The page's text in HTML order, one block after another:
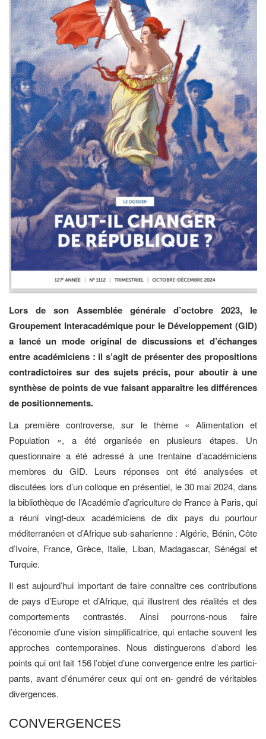
Lors de son Assemblée générale d’octobre 2023, le
Groupement Interacadémique pour le Développement (GID)
a lancé un mode original de discussions et d’échanges
entre académiciens : il s’agit de présenter des propositions
contradictoires sur des sujets précis, pour aboutir à une
synthèse de points de vue faisant apparaître les différences
de positionnements.
La première controverse, sur le thème « Alimentation et
Population », a été organisée en plusieurs étapes. Un
questionnaire a été adressé à une trentaine d’académiciens
membres du GID. Leurs réponses ont été analysées et
discutées lors d’un colloque en présentiel, le 30 mai 2024, dans
la bibliothèque de l’Académie d’agriculture de France à Paris, qui
a réuni vingt-deux académiciens de dix pays du pourtour
méditerranéen et d’Afrique sub-saharienne : Algérie, Bénin, Côte
d’Ivoire, France, Grèce, Italie, Liban, Madagascar, Sénégal et
Turquie.
Il est aujourd’hui important de faire connaître ces contributions
de pays d’Europe et d’Afrique, qui illustrent des réalités et des
comportements contrastés. Ainsi pourrons-nous faire
l’économie d’une vision simplificatrice, qui entache souvent les
approches contemporaines. Nous distinguerons d’abord les
points qui ont fait 156 l’objet d’une convergence entre les partici-
pants, avant d’énumérer ceux qui ont en- gendré de véritables
divergences.
CONVERGENCES